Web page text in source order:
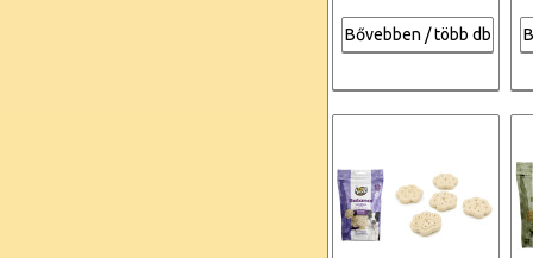
Bővebben / több db